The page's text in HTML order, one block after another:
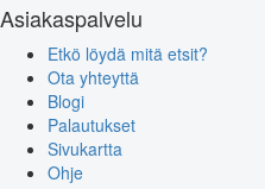
Asiakaspalvelu
Etkö löydä mitä etsit?
Ota yhteyttä
Blogi
Palautukset
Sivukartta
Ohje